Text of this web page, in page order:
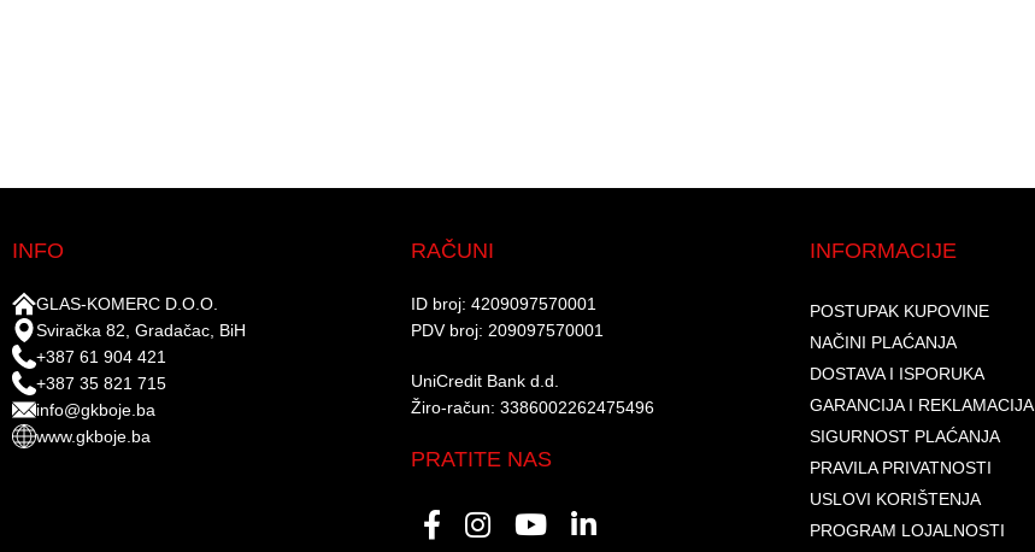
INFO
GLAS-KOMERC D.O.O.
Sviračka 82, Gradačac, BiH
+387 61 904 421
+387 35 821 715
info@gkboje.ba
www.gkboje.ba
RAČUNI
ID broj: 4209097570001​
PDV broj: 209097570001 ​
UniCredit Bank d.d.​
Žiro-račun: 3386002262475496​​
PRATITE NAS
INFORMACIJE
POSTUPAK KUPOVINE
NAČINI PLAĆANJA
DOSTAVA I ISPORUKA
GARANCIJA I REKLAMACIJA
SIGURNOST PLAĆANJA
PRAVILA PRIVATNOSTI
USLOVI KORIŠTENJA
PROGRAM LOJALNOSTI